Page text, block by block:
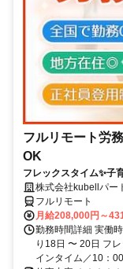
フルリモート労
OK
フレックスタイム✨子
株式会社kubellパー
フルリモート
月給208,000円～
勤務時間詳細 実働
り18日 〜 20日 フ
インタイム／10：